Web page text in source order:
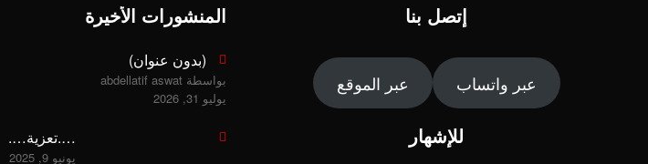
إتصل بنا
عبر واتساب عبر الموقع
للإشهار
المنشورات الأخيرة
(بدون عنوان)
بواسطة abdellatif aswat
يوليو 31, 2026
….تعزية….
يونيو 9, 2025